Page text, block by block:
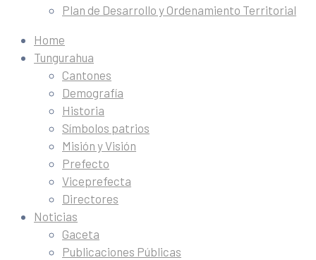
Plan de Desarrollo y Ordenamiento Territorial
Home
Tungurahua
Cantones
Demografía
Historia
Símbolos patrios
Misión y Visión
Prefecto
Viceprefecta
Directores
Noticias
Gaceta
Publicaciones Públicas